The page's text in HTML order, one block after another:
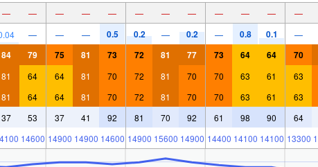
— — — — — — — — — — — —
— — — 0.5 0.2 — 0.2 — 0.8 0.1 —
84 79 75 81 73 72 81 77 73 64 64 70
81 64 64 81 70 72 81 70 70 63 61 63
81 64 64 81 70 72 81 70 70 63 61 63
37 53 37 41 92 81 70 92 61 98 90 64
14600 14900 14900 14600 14900 15600 14900 14400 14100 14100 13300